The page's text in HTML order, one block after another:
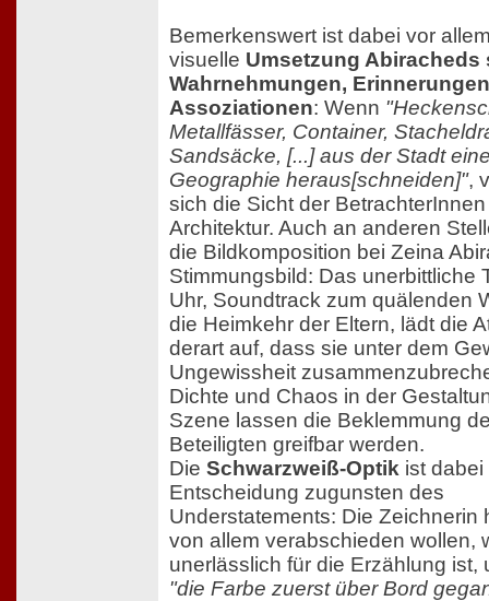
Bemerkenswert ist dabei vor
visuelle Umsetzung Abiracheds
Wahrnehmungen,
Assoziationen: Wenn
Metallfässer, Container,
Sandsäcke, [...] aus der Stadt
Geographie heraus[schneiden]",
sich die Sicht der
Architektur. Auch an anderen
die Bildkomposition bei Zeina
Stimmungsbild: Das unerbittliche
Uhr, Soundtrack zum quälenden
die Heimkehr der Eltern, lädt die
derart auf, dass sie unter dem
Ungewissheit
Dichte und Chaos in der
Szene lassen die Beklemmung
Beteiligten greifbar werden.
Die Schwarzweiß-Optik ist dabei
Entscheidung zugunsten des
Understatements: Die Zeichnerin
von allem verabschieden wollen,
unerlässlich für die Erzählung ist,
"die Farbe zuerst über Bord